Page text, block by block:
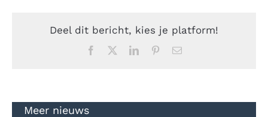
Deel dit bericht, kies je platform!
Facebook
TwitterLinkedInPinterest
E-
Meer nieuws